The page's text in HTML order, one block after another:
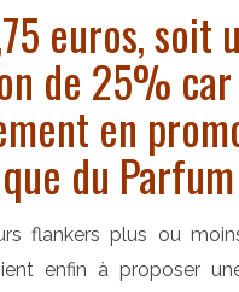
euros, soit
de 25% car
en
du Parfum
flankers plus ou
enfin à proposer